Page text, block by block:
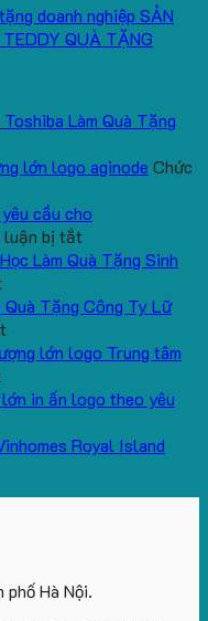
SẢN
QUÀ TẶNG
Làm Quà Tặng
lớn logo aginode Chức
cầu cho
luận bị tắt
Quà
gối
kê
thêu
yêu
Làm Quà Tặng Sinh
Gấu
Bông
Mini
Logo
Học
Tặng Công Ty Lữ
Gối
U
Logo
Công
Ty
lớn logo Trung tâm
Mẫu
koala
lớn
logo
in ấn logo theo yêu
lượng
Royal Island
Hà Nội.